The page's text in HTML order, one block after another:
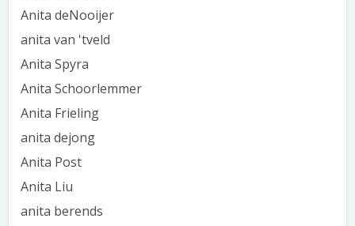
Anita deNooijer
anita van 'tveld
Anita Spyra
Anita Schoorlemmer
Anita Frieling
anita dejong
Anita Post
Anita Liu
anita berends